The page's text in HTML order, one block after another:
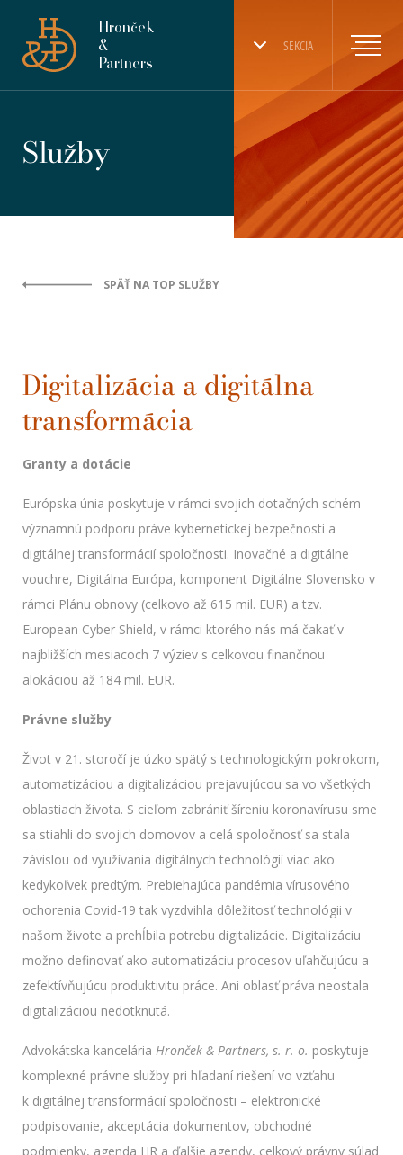
SEKCIA
Hronček
&
Partners
Služby
SPÄŤ NA TOP SLUŽBY
Digitalizácia a digitálna
transformácia
Granty a dotácie
Európska únia poskytuje v rámci svojich dotačných schém
významnú podporu práve kybernetickej bezpečnosti a
digitálnej transformácií spoločnosti. Inovačné a digitálne
vouchre, Digitálna Európa, komponent Digitálne Slovensko v
rámci Plánu obnovy (celkovo až 615 mil. EUR) a tzv.
European Cyber Shield, v rámci ktorého nás má čakať v
najbližších mesiacoch 7 výziev s celkovou finančnou
alokáciou až 184 mil. EUR.
Právne služby
Život v 21. storočí je úzko spätý s technologickým pokrokom,
automatizáciou a digitalizáciou prejavujúcou sa vo všetkých
oblastiach života. S cieľom zabrániť šíreniu koronavírusu sme
sa stiahli do svojich domovov a celá spoločnosť sa stala
závislou od využívania digitálnych technológií viac ako
kedykoľvek predtým. Prebiehajúca pandémia vírusového
ochorenia Covid-19 tak vyzdvihla dôležitosť technológii v
našom živote a prehĺbila potrebu digitalizácie. Digitalizáciu
možno definovať ako automatizáciu procesov uľahčujúcu a
zefektívňujúcu produktivitu práce. Ani oblasť práva neostala
digitalizáciou nedotknutá.
Advokátska kancelária Hronček & Partners, s. r. o. poskytuje
komplexné právne služby pri hľadaní riešení vo vzťahu
k digitálnej transformácií spoločnosti – elektronické
podpisovanie, akceptácia dokumentov, obchodné
podmienky, agenda HR a ďalšie agendy, celkový právny súlad